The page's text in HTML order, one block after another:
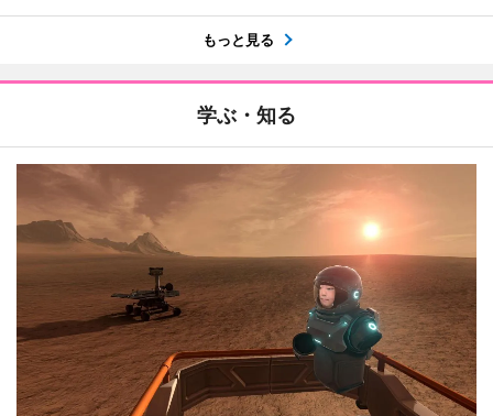
もっと見る
学ぶ・知る